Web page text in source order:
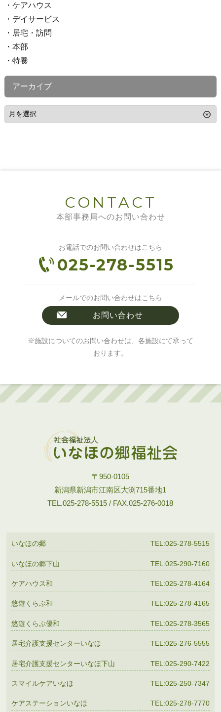
ケアハウス
デイサービス
居宅・訪問
本部
特養
アーカイブ
CONTACT
本部事務局へのお問い合わせ
お電話でのお問い合わせはこちら
025-278-5515
メールでのお問い合わせはこちら
お問い合わせ
※施設についてのお問い合わせは、各施設にて承って
おります。
〒950-0105
新潟県新潟市江南区大渕715番地1
TEL.025-278-5515 / FAX.025-276-0018
いなほの郷 TEL:025-278-5515
いなほの郷下山 TEL:025-290-7160
ケアハウス和 TEL:025-278-4164
悠遊くらぶ和 TEL:025-278-4165
悠遊くらぶ優和 TEL:025-278-3565
居宅介護支援センターいなほ TEL:025-276-5555
居宅介護支援センターいなほ下山 TEL:025-290-7422
スマイルケアいなほ TEL:025-250-7347
ケアステーションいなほ TEL:025-278-7770